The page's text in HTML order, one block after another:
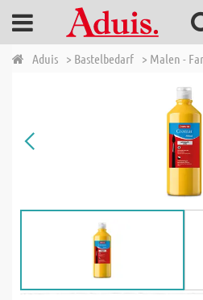
Aduis > Bastelbedarf > Malen -